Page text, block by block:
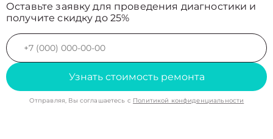
Оставьте заявку для проведения диагностики и
получите скидку до 25%
Узнать стоимость ремонта
Отправляя, Вы соглашаетесь с Политикой конфиденциальности